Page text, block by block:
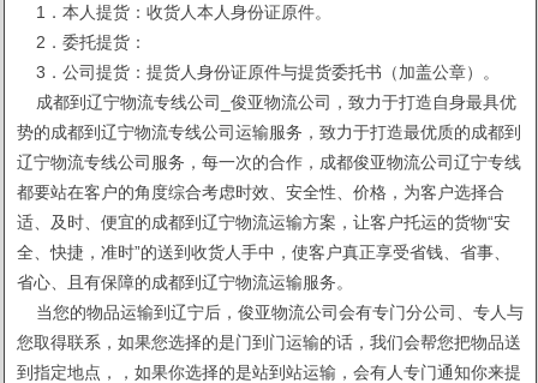
1．本人提货：收货人本人身份证原件。
2．委托提货：
3．公司提货：提货人身份证原件与提货委托书（加盖公章）。
成都到辽宁物流专线公司_俊亚物流公司，致力于打造自身最具优
势的成都到辽宁物流专线公司运输服务，致力于打造最优质的成都到
辽宁物流专线公司服务，每一次的合作，成都俊亚物流公司辽宁专线
都要站在客户的角度综合考虑时效、安全性、价格，为客户选择合
适、及时、便宜的成都到辽宁物流运输方案，让客户托运的货物“安
全、快捷，准时”的送到收货人手中，使客户真正享受省钱、省事、
省心、且有保障的成都到辽宁物流运输服务。
当您的物品运输到辽宁后，俊亚物流公司会有专门分公司、专人与
您取得联系，如果您选择的是门到门运输的话，我们会帮您把物品送
到指定地点，，如果你选择的是站到站运输，会有人专门通知你来提